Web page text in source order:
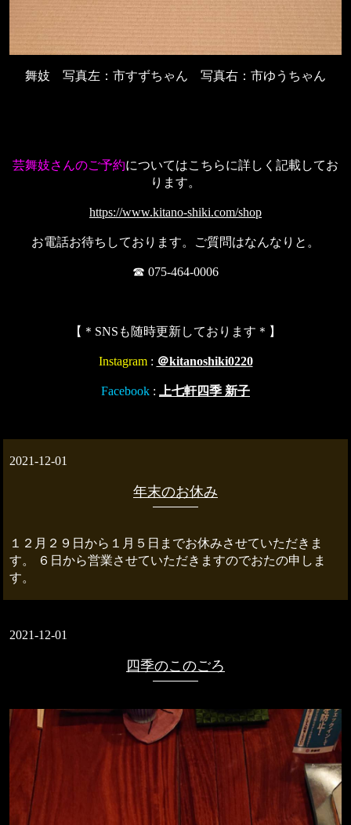
舞妓 写真左：市すずちゃん 写真右：市ゆうちゃん
芸舞妓さんのご予約についてはこちらに詳しく記載してお
ります。
https://www.kitano-shiki.com/shop
お電話お待ちしております。ご質問はなんなりと。
☎ 075-464-0006
【＊SNSも随時更新しております＊】
Instagram: ＠kitanoshiki0220
Facebook : 上七軒四季 新子
2021-12-01
年末のお休み
１２月２９日から１月５日までお休みさせていただきま
す。 ６日から営業させていただきますのでおたの申しま
す。
2021-12-01
四季のこのごろ